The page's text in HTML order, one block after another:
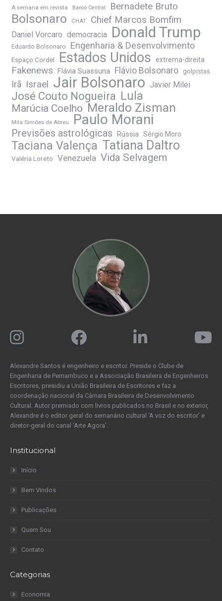
A semana em revista Banco Central Bernadete Bruto
Bolsonaro CHAT Chief Marcos Bomfim
Daniel Vorcaro democracia Donald Trump
Eduardo Bolsonaro Engenharia & Desenvolvimento
Espaço Cordel Estados Unidos extrema-direita
Fakenews Flávia Suassuna Flávio Bolsonaro golpistas
Irã Israel Jair Bolsonaro Javier Milei
José Couto Nogueira Lula
Marúcia Coelho Meraldo Zisman
Mila Simões de Abreu Paulo Morani
Previsões astrológicas Rússia Sérgio Moro
Taciana Valença Tatiana Daltro
Valéria Loreto Venezuela Vida Selvagem
Alexandre Santos é engenheiro e escritor. Preside o Clube de
Engenharia de Pernambuco e a Associação Brasileira de Engenheiros
Escritores, presidiu a União Brasileira de Escritores e faz a
coordenação nacional da Câmara Brasileira de Desenvolvimento
Cultural. Autor premiado com livros publicados no Brasil e no exterior,
Alexandre é o editor geral do semanário cultural ‘A voz do escritor’ e
diretor-geral do canal ‘Arte Agora’.
Institucional
Início
Bem Vindos
Publicações
Quem Sou
Contato
Categorias
Economia